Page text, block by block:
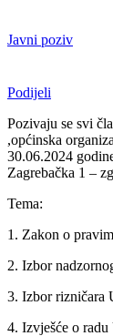
Javni poziv
Podijeli
Pozivaju se svi
,općinska
30.06.2024
Zagrebačka 1 –
Tema:
1. Zakon o
2. Izbor
3. Izbor rizničara
4. Izvješće o radu